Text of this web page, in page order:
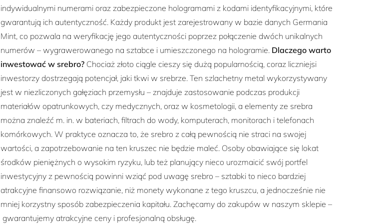
indywidualnymi numerami oraz zabezpieczone hologramami z kodami identyfikacyjnymi, które
gwarantują ich autentyczność. Każdy produkt jest zarejestrowany w bazie danych Germania
Mint, co pozwala na weryfikację jego autentyczności poprzez połączenie dwóch unikalnych
numerów – wygrawerowanego na sztabce i umieszczonego na hologramie. Dlaczego warto
inwestować w srebro? Chociaż złoto ciągle cieszy się dużą popularnością, coraz liczniejsi
inwestorzy dostrzegają potencjał, jaki tkwi w srebrze. Ten szlachetny metal wykorzystywany
jest w niezliczonych gałęziach przemysłu – znajduje zastosowanie podczas produkcji
materiałów opatrunkowych, czy medycznych, oraz w kosmetologii, a elementy ze srebra
można znaleźć m. in. w bateriach, filtrach do wody, komputerach, monitorach i telefonach
komórkowych. W praktyce oznacza to, że srebro z całą pewnością nie straci na swojej
wartości, a zapotrzebowanie na ten kruszec nie będzie maleć. Osoby obawiające się lokat
środków pieniężnych o wysokim ryzyku, lub też planujący nieco urozmaicić swój portfel
inwestycyjny z pewnością powinni wziąć pod uwagę srebro – sztabki to nieco bardziej
atrakcyjne finansowo rozwiązanie, niż monety wykonane z tego kruszcu, a jednocześnie nie
mniej korzystny sposób zabezpieczenia kapitału. Zachęcamy do zakupów w naszym sklepie –
gwarantujemy atrakcyjne ceny i profesjonalną obsługę.